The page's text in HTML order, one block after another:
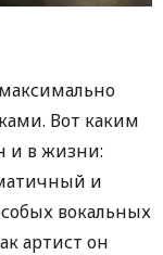
Вот каким
и в жизни:
и
вокальных
артист он